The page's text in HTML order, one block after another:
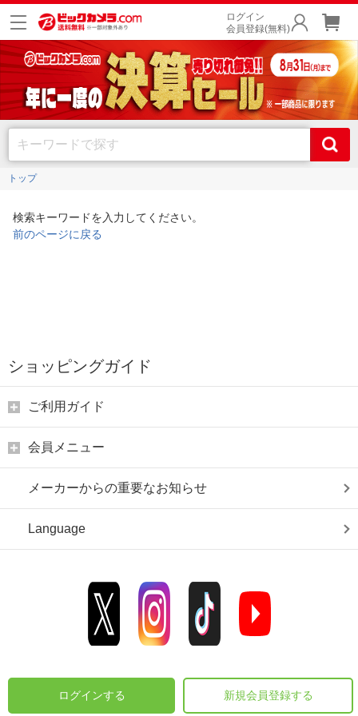
ログイン
会員登録(無料)
トップ
検索キーワードを入力してください。
前のページに戻る
ショッピングガイド
ご利用ガイド
会員メニュー
メーカーからの重要なお知らせ
Language
ログインする 新規会員登録する